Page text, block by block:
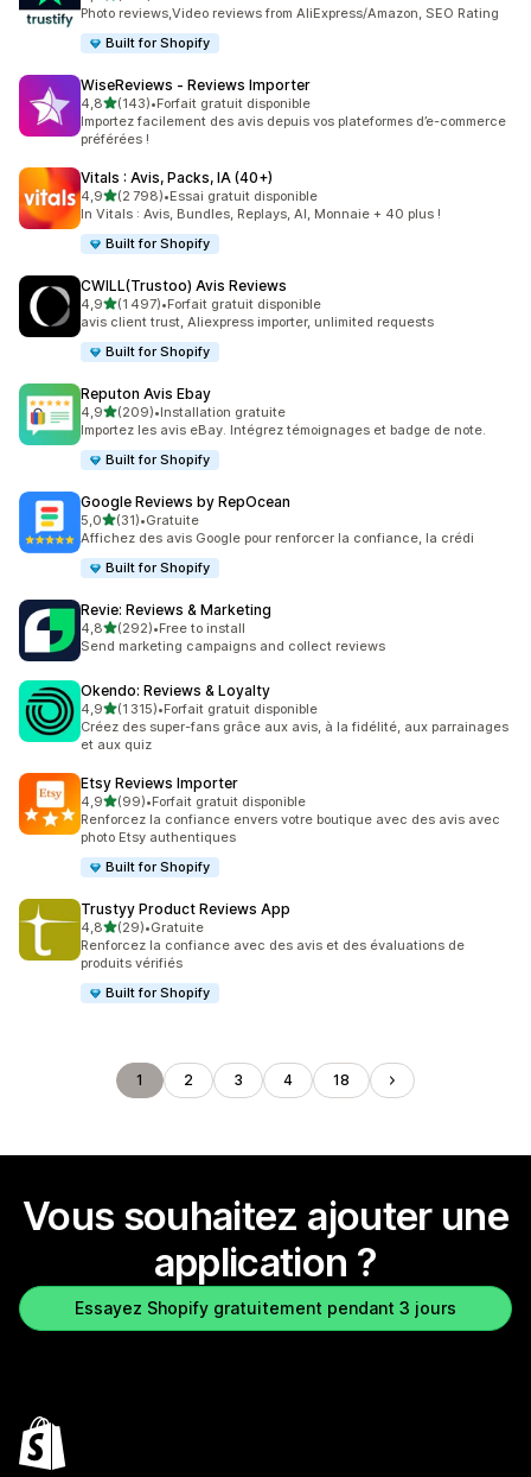
Photo reviews,Video reviews from AliExpress/Amazon, SEO Rating
Built for Shopify
WiseReviews ‑ Reviews Importer
4,8étoile(s) sur 5
(143)
143 avis au total
•Forfait gratuit disponible
Importez facilement des avis depuis vos plateformes d’e-commerce
préférées !
Vitals : Avis, Packs, IA (40+)
4,9étoile(s) sur 5
(2 798)
2798 avis au total
•Essai gratuit disponible
In Vitals : Avis, Bundles, Replays, AI, Monnaie + 40 plus !
Built for Shopify
CWILL(Trustoo) Avis Reviews
4,9étoile(s) sur 5
(1 497)
1497 avis au total
•Forfait gratuit disponible
avis client trust, Aliexpress importer, unlimited requests
Built for Shopify
Reputon Avis Ebay
4,9étoile(s) sur 5
(209)
209 avis au total
•Installation gratuite
Importez les avis eBay. Intégrez témoignages et badge de note.
Built for Shopify
Google Reviews by RepOcean
5,0étoile(s) sur 5
(31)
31 avis au total
•Gratuite
Affichez des avis Google pour renforcer la confiance, la crédi
Built for Shopify
Revie: Reviews & Marketing
4,8étoile(s) sur 5
(292)
292 avis au total
•Free to install
Send marketing campaigns and collect reviews
Okendo: Reviews & Loyalty
4,9étoile(s) sur 5
(1 315)
1315 avis au total
•Forfait gratuit disponible
Créez des super-fans grâce aux avis, à la fidélité, aux parrainages
et aux quiz
Etsy Reviews Importer
4,9étoile(s) sur 5
(99)
99 avis au total
•Forfait gratuit disponible
Renforcez la confiance envers votre boutique avec des avis avec
photo Etsy authentiques
Built for Shopify
Trustyy Product Reviews App
4,8étoile(s) sur 5
(29)
29 avis au total
•Gratuite
Renforcez la confiance avec des avis et des évaluations de
produits vérifiés
Built for Shopify
1 2 3 4 18
Vous souhaitez ajouter une
application ?
Essayez Shopify gratuitement pendant 3 jours